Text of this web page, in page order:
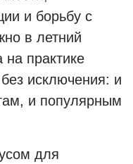
и борьбу с
в летний
практике
исключения: и
и популярным
для